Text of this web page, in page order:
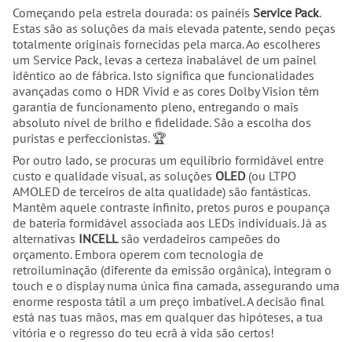
Começando pela estrela dourada: os painéis Service Pack.
Estas são as soluções da mais elevada patente, sendo peças
totalmente originais fornecidas pela marca. Ao escolheres
um Service Pack, levas a certeza inabalável de um painel
idêntico ao de fábrica. Isto significa que funcionalidades
avançadas como o HDR Vivid e as cores Dolby Vision têm
garantia de funcionamento pleno, entregando o mais
absoluto nível de brilho e fidelidade. São a escolha dos
puristas e perfeccionistas. 🏆
Por outro lado, se procuras um equilíbrio formidável entre
custo e qualidade visual, as soluções OLED(ou LTPO
AMOLED de terceiros de alta qualidade) são fantásticas.
Mantêm aquele contraste infinito, pretos puros e poupança
de bateria formidável associada aos LEDs individuais. Já as
alternativas INCELLsão verdadeiros campeões do
orçamento. Embora operem com tecnologia de
retroiluminação (diferente da emissão orgânica), integram o
touch e o display numa única fina camada, assegurando uma
enorme resposta tátil a um preço imbatível. A decisão final
está nas tuas mãos, mas em qualquer das hipóteses, a tua
vitória e o regresso do teu ecrã à vida são certos!